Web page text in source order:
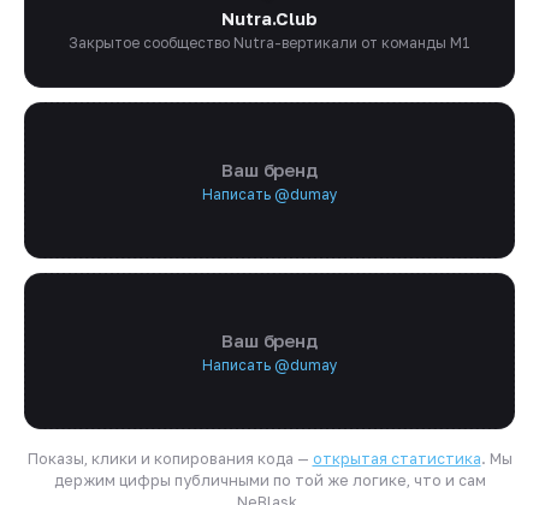
Nutra.Club
Закрытое сообщество Nutra-вертикали от команды M1
Ваш бренд
Написать @dumay
Ваш бренд
Написать @dumay
Показы, клики и копирования кода — открытая статистика. Мы
держим цифры публичными по той же логике, что и сам